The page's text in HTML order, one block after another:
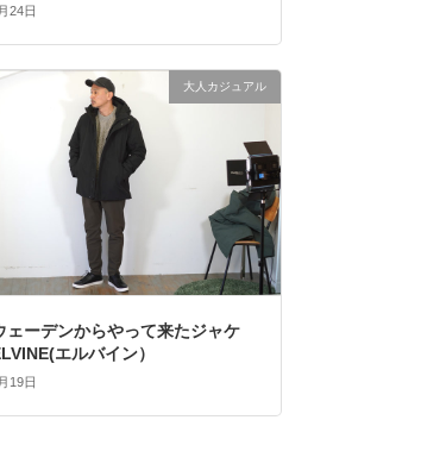
24日
大人カジュアル
ェーデンからやって来たジャケ
エルバイン）
19日